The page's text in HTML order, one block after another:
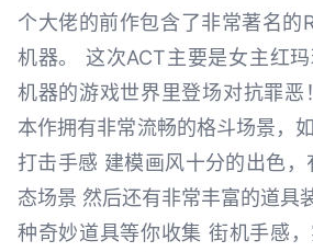
个大佬的前作包含了非常著名的
机器。 这次ACT主要是女主红
机器的游戏世界里登场对抗罪恶
本作拥有非常流畅的格斗场景，
打击手感 建模画风十分的出色
态场景 然后还有非常丰富的道具
种奇妙道具等你收集 街机手感